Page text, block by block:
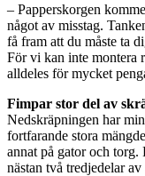
– Papperskorgen
något av misstag.
få fram att du måste ta
För vi kan inte montera
alldeles för mycket
Fimpar stor del av
Nedskräpningen har
fortfarande stora
annat på gator och
nästan två tredjedelar